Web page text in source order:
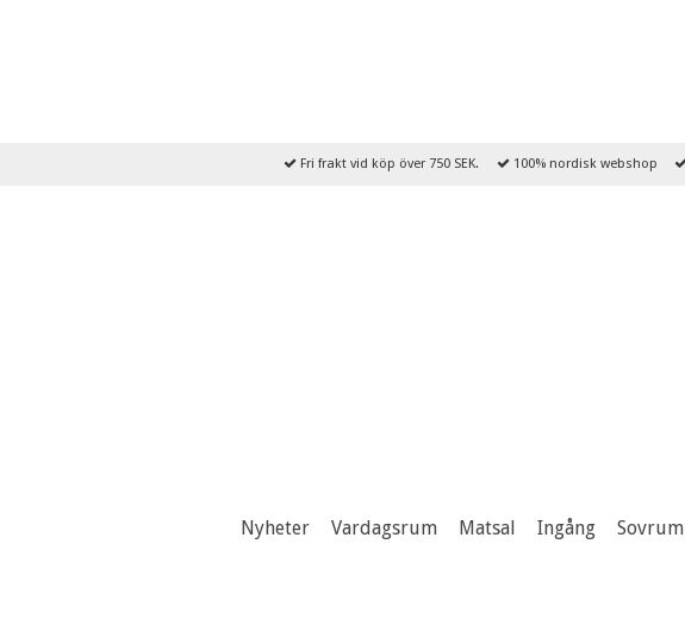
Fri frakt vid köp över 750 SEK. 100% nordisk webshop
Nyheter Vardagsrum Matsal Ingång Sovrum